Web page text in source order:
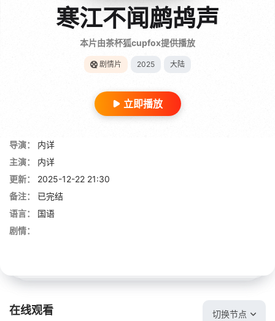
寒江不闻鹧鸪声
本片由茶杯狐cupfox提供播放
剧情片 2025 大陆
立即播放
导演：
内详
主演：
内详
更新：
2025-12-22 21:30
备注：
已完结
语言：
国语
剧情：
在线观看 切换节点